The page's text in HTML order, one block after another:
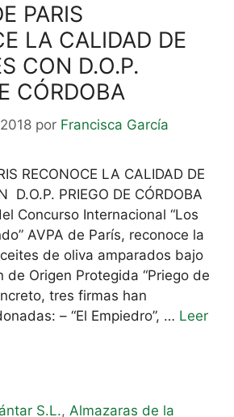
PARIS
LA CALIDAD DE
CON D.O.P.
CÓRDOBA
por Francisca García
RECONOCE LA CALIDAD DE
D.O.P. PRIEGO DE CÓRDOBA
Concurso Internacional “Los
AVPA de París, reconoce la
de oliva amparados bajo
de Origen Protegida “Priego de
tres firmas han
– “El Empiedro”, … Leer
S.L., Almazaras de la